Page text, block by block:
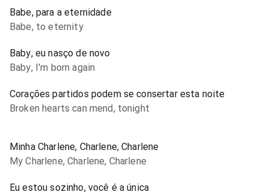
Babe, para a eternidade
Babe, to eternity
Baby, eu nasço de novo
Baby, I'm born again
Corações partidos podem se consertar esta noite
Broken hearts can mend, tonight
Minha Charlene, Charlene, Charlene
My Charlene, Charlene, Charlene
Eu estou sozinho, você é a única